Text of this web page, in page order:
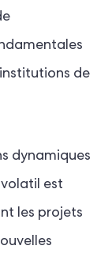
de
dynamiques
est
les projets